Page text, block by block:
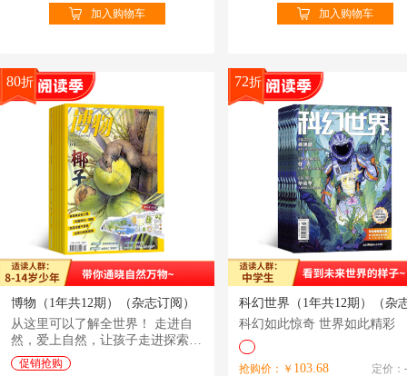
加入购物车 加入购物车
80折
博物（1年共12期）（杂志订阅）
从这里可以了解全世界！ 走进自
然，爱上自然，让孩子走进探索求
实的世界
促销抢购
72折
科幻如此惊奇 世界如此精彩
抢购价：￥ 103.68 定价：